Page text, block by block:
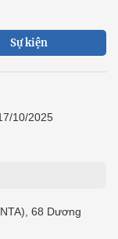
Sự kiện
10/2025
68 Dương